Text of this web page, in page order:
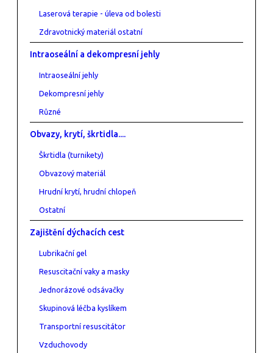
Laserová terapie - úleva od bolesti
Zdravotnický materiál ostatní
Intraoseální a dekompresní jehly
Intraoseální jehly
Dekompresní jehly
Různé
Obvazy, krytí, škrtidla....
Škrtidla (turnikety)
Obvazový materiál
Hrudní krytí, hrudní chlopeň
Ostatní
Zajištění dýchacích cest
Lubrikační gel
Resuscitační vaky a masky
Jednorázové odsávačky
Skupinová léčba kyslíkem
Transportní resuscitátor
Vzduchovody